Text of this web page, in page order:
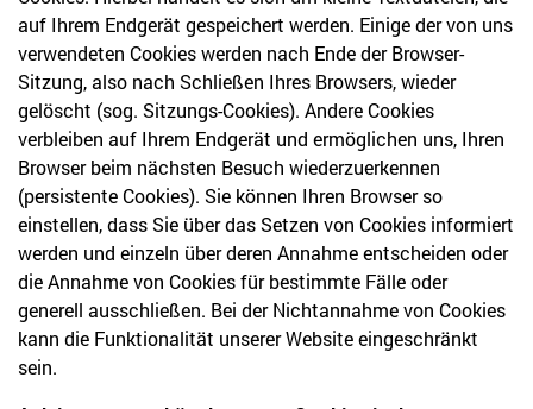
auf Ihrem Endgerät gespeichert werden. Einige der von uns
verwendeten Cookies werden nach Ende der Browser-
Sitzung, also nach Schließen Ihres Browsers, wieder
gelöscht (sog. Sitzungs-Cookies). Andere Cookies
verbleiben auf Ihrem Endgerät und ermöglichen uns, Ihren
Browser beim nächsten Besuch wiederzuerkennen
(persistente Cookies). Sie können Ihren Browser so
einstellen, dass Sie über das Setzen von Cookies informiert
werden und einzeln über deren Annahme entscheiden oder
die Annahme von Cookies für bestimmte Fälle oder
generell ausschließen. Bei der Nichtannahme von Cookies
kann die Funktionalität unserer Website eingeschränkt
sein.